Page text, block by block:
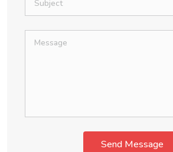
Send Message